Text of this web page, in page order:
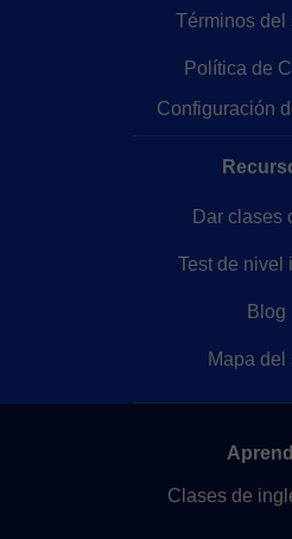
Términos del
Política de
Configuración
Dar clases
Test de nivel
Blog
Mapa del
Clases de